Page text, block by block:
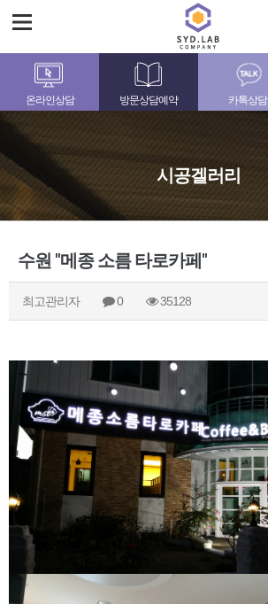
온라인상담 방문상담예약 카톡상담
시공겔러리
수원 "메종 소름 타로카페"
최고관리자 0 35128